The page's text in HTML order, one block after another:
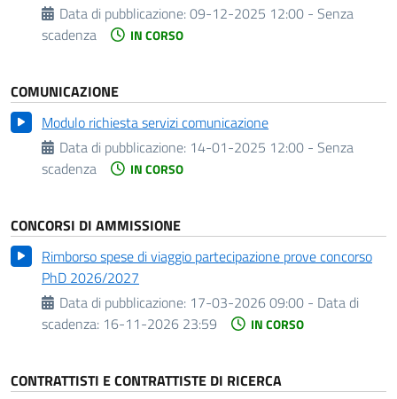
Data di pubblicazione:09-12-2025 12:00 - Senza
scadenza
IN CORSO
COMUNICAZIONE
Modulo richiesta servizi comunicazione
Data di pubblicazione: 14-01-2025 12:00 - Senza
scadenza
IN CORSO
CONCORSI DI AMMISSIONE
Rimborso spese di viaggio partecipazione prove concorso
PhD 2026/2027
Data di pubblicazione: 17-03-2026 09:00 - Data di
scadenza: 16-11-2026 23:59 IN CORSO
CONTRATTISTI E CONTRATTISTE DI RICERCA